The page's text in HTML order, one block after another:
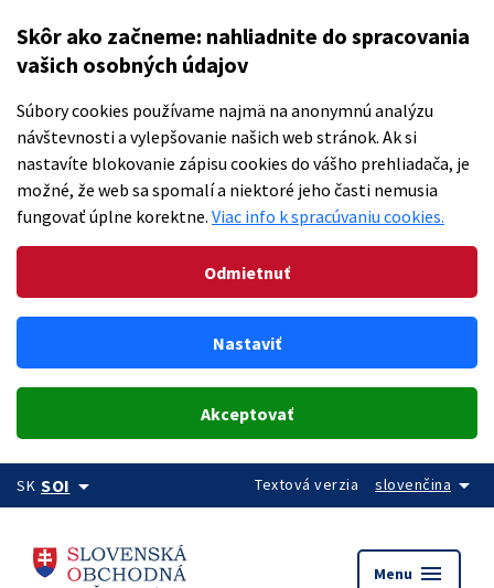
Skôr ako začneme: nahliadnite do spracovania
vašich osobných údajov
Súbory cookies používame najmä na anonymnú analýzu
návštevnosti a vylepšovanie našich web stránok. Ak si
nastavíte blokovanie zápisu cookies do vášho prehliadača, je
možné, že web sa spomalí a niektoré jeho časti nemusia
fungovať úplne korektne. Viac info k spracúvaniu cookies.
Odmietnuť
Nastaviť
Akceptovať
SK SOIarrow_drop_down Textová verzia slovenčina arrow_drop_down
Menu menu